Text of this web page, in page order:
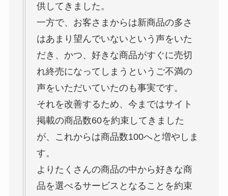
供してきました。
一方で、お客さまからは新商品の多さ
はあまり望んでいないという声をいた
だき、かつ、好きな商品がすぐに売切
れ終売になってしまうというご不満の
声をいただいていたのも事実です。
それを改善するため、今まではサイト
掲載の商品数60を約束してきました
が、これからは商品数100へと増やしま
す。
よりたくさんの商品の中から好きな商
品を選べるサービスとなることを約束